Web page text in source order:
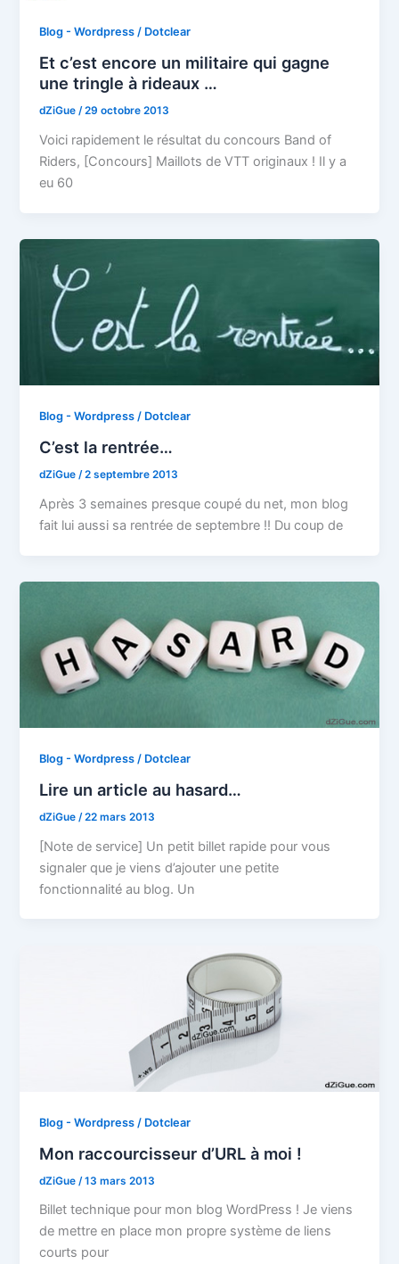
Blog - Wordpress / Dotclear
Et c’est encore un militaire qui gagne
une tringle à rideaux …
dZiGue/29 octobre 2013
Voici rapidement le résultat du concours Band of
Riders, [Concours] Maillots de VTT originaux ! Il y a
eu 60
Blog - Wordpress / Dotclear
C’est la rentrée…
dZiGue /2 septembre 2013
Après 3 semaines presque coupé du net, mon blog
fait lui aussi sa rentrée de septembre !! Du coup de
Blog - Wordpress / Dotclear
Lire un article au hasard…
dZiGue /22 mars 2013
[Note de service] Un petit billet rapide pour vous
signaler que je viens d’ajouter une petite
fonctionnalité au blog. Un
Blog - Wordpress / Dotclear
Mon raccourcisseur d’URL à moi !
dZiGue /13 mars 2013
Billet technique pour mon blog WordPress ! Je viens
de mettre en place mon propre système de liens
courts pour